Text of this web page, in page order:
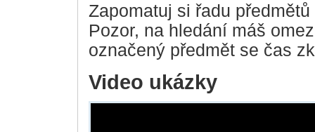
Zapomatuj si řadu
Pozor, na hledání máš
označený předmět se čas
Video ukázky